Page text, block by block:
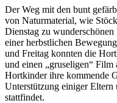
Der Weg mit den bunt
von Naturmaterial, wie
Dienstag zu
einer herbstlichen
und Freitag konnten die
und einen „gruseligen“
Hortkinder ihre kommende
Unterstützung einiger
stattfindet.